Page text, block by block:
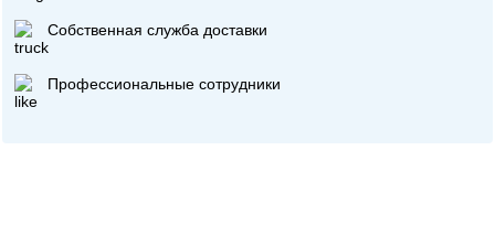
Собственная служба доставки
Профессиональные сотрудники